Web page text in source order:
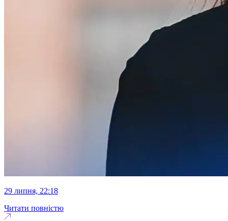
29 липня, 22:18
Читати повністю